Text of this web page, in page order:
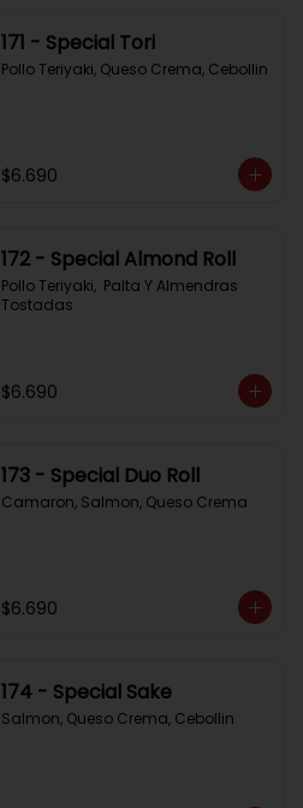
171 - Special Tori
Pollo Teriyaki, Queso Crema, Cebollin
$6.690
172 - Special Almond Roll
Pollo Teriyaki,  Palta Y Almendras
Tostadas
$6.690
173 - Special Duo Roll
Camaron, Salmon, Queso Crema
$6.690
174 - Special Sake
Salmon, Queso Crema, Cebollin